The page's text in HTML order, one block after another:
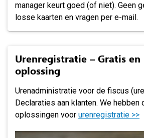
manager keurt goed (of niet). Geen
losse kaarten en vragen per e-mail.
Urenregistratie – Gratis
oplossing
Urenadministratie voor de fiscus
Declaraties aan klanten. We hebben
oplossingen voor urenregistratie >>